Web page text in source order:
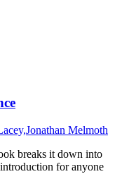
Melmoth
breaks it down into
for anyone